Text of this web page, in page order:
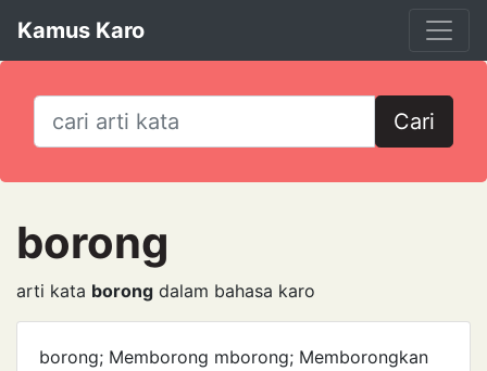
Kamus Karo
Cari
borong
arti kata borong dalam bahasa karo
borong; Memborong mborong; Memborongkan